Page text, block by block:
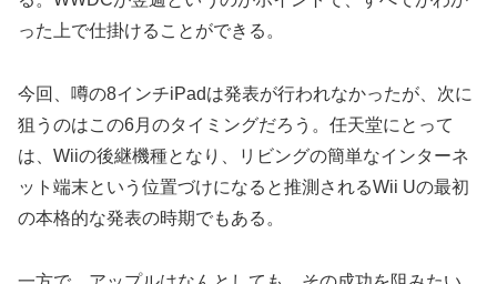
った上で仕掛けることができる。
今回、噂の8インチiPadは発表が行われなかったが、次に
狙うのはこの6月のタイミングだろう。任天堂にとって
は、Wiiの後継機種となり、リビングの簡単なインターネ
ット端末という位置づけになると推測されるWii Uの最初
の本格的な発表の時期でもある。